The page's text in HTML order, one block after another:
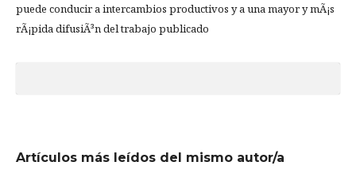
puede conducir a intercambios productivos y a una mayor y mÃ¡s
rÃ¡pida difusiÃ³n del trabajo publicado
Artículos más leídos del mismo autor/a